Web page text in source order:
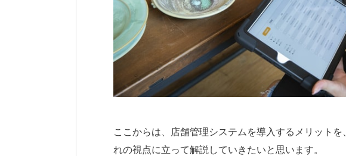
ここからは、店舗管理システムを導入するメリット
れの視点に立って解説していきたいと思います。